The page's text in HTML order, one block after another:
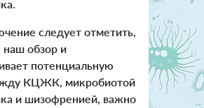
следует отметить,
наш обзор и
потенциальную
КЦЖК, микробиотой
и шизофренией, важно